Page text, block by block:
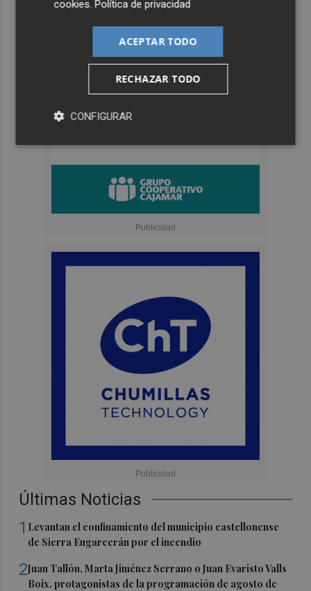
Últimas Noticias
1 Levantan el confinamiento del municipio castellonense
de Sierra Engarcerán por el incendio
2Juan Tallón, Marta Jiménez Serrano o Juan Evaristo Valls
Boix, protagonistas de la programación de agosto de
cookies Política de privacidad
ACEPTAR TODO
RECHAZAR TODO
CONFIGURAR